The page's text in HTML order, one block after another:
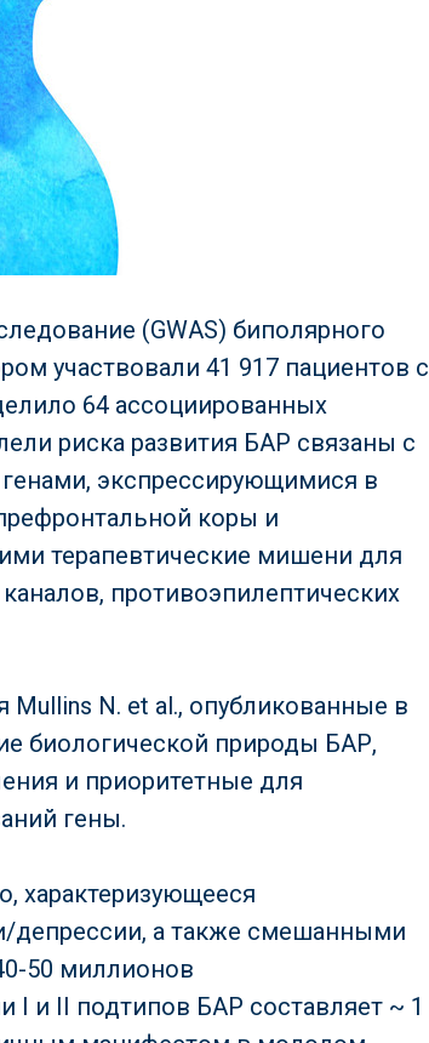
(GWAS) биполярного
участвовали 41 917 пациентов с
64 ассоциированных
риска развития БАР связаны с
экспрессирующимися в
коры и
терапевтические мишени для
противоэпилептических
Mullins N. et al., опубликованные в
биологической природы БАР,
и приоритетные для
гены.
характеризующееся
а также смешанными
50 миллионов
I и II подтипов БАР составляет ~ 1